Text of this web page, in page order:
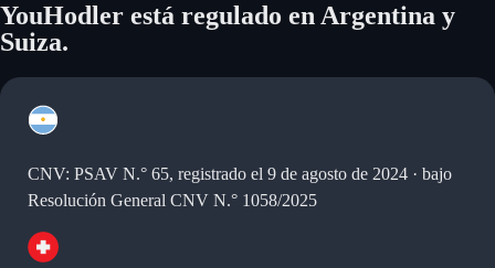
YouHodler está regulado en Argentina y
Suiza.
CNV: PSAV N.° 65, registrado el 9 de agosto de 2024 · bajo
Resolución General CNV N.° 1058/2025